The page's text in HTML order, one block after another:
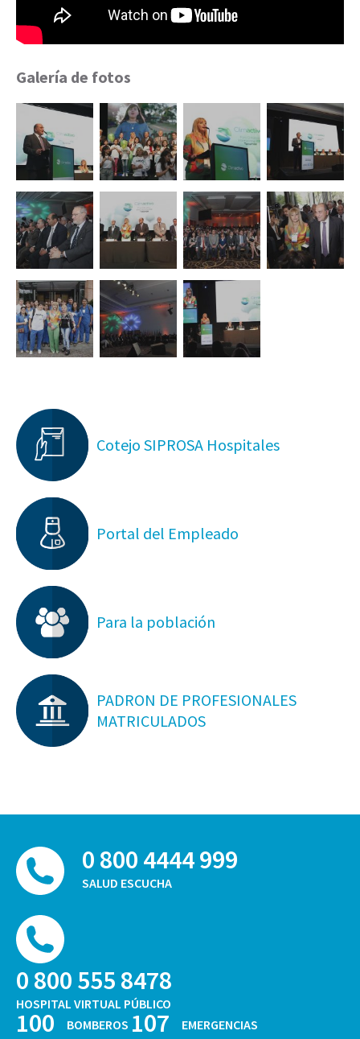
Galería de fotos
Cotejo SIPROSA Hospitales
Portal del Empleado
Para la población
PADRON DE PROFESIONALES
MATRICULADOS
0 800 4444 999
SALUD ESCUCHA
0 800 555 8478
HOSPITAL VIRTUAL PÚBLICO
100 BOMBEROS 107 EMERGENCIAS